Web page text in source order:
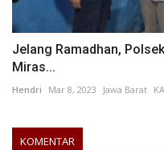
Jelang Ramadhan,
Miras...
Hendri Mar 8, 2023 Jawa Barat
KOMENTAR